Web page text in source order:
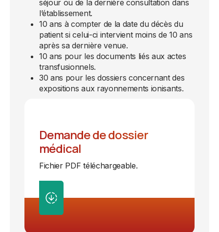
séjour ou de la dernière consultation dans
l’établissement.
10 ans à compter de la date du décès du
patient si celui-ci intervient moins de 10 ans
après sa dernière venue.
10 ans pour les documents liés aux actes
transfusionnels.
30 ans pour les dossiers concernant des
expositions aux rayonnements ionisants.
Demande de dossier
médical
Fichier PDF téléchargeable.